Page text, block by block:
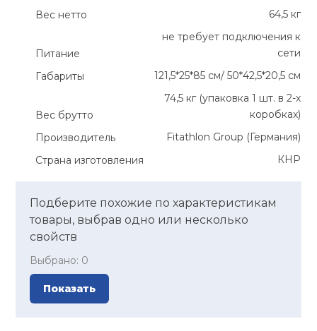
Вес нетто
64,5 кг
Питание
не требует подключения к
сети
Габариты
121,5*25*85 см/ 50*42,5*20,5 см
Вес брутто
74,5 кг (упаковка 1 шт. в 2-х
коробках)
Производитель
Fitathlon Group (Германия)
Страна изготовления
КНР
Подберите похожие по характеристикам
товары, выбрав одно или несколько
свойств
Выбрано: 0
Показать